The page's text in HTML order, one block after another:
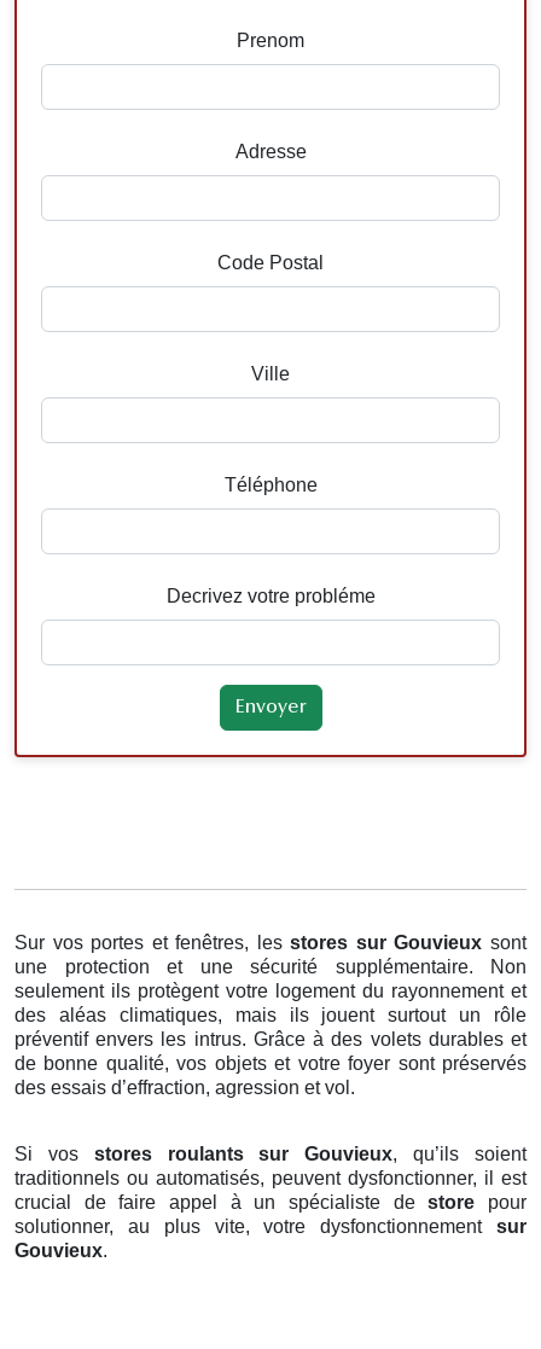
Prenom
Adresse
Code Postal
Ville
Téléphone
Decrivez votre probléme
Sur vos portes et fenêtres, lesstores sur Gouvieuxsont
une protection et une sécurité supplémentaire. Non
seulement ils protègent votre logement du rayonnement et
des aléas climatiques, mais ils jouent surtout un rôle
préventif envers les intrus. Grâce à des volets durables et
de bonne qualité, vos objets et votre foyer sont préservés
des essais d’effraction, agression et vol.
Si vos stores roulants sur Gouvieux, qu’ils soient
traditionnels ou automatisés, peuvent dysfonctionner, il est
crucial de faire appel à un spécialiste destore pour
solutionner, au plus vite, votre dysfonctionnement sur
Gouvieux.